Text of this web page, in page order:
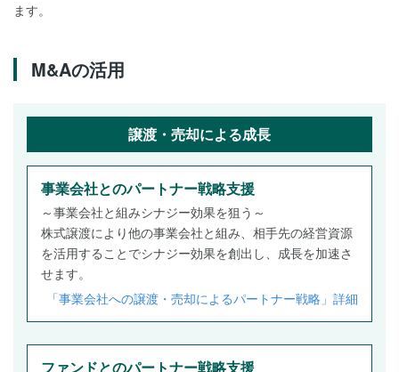
ます。
M&Aの活用
譲渡・売却による成長
事業会社とのパートナー戦略支援
～事業会社と組みシナジー効果を狙う～
株式譲渡により他の事業会社と組み、相手先の経営資源
を活用することでシナジー効果を創出し、成長を加速さ
せます。
「事業会社への譲渡・売却によるパートナー戦略」詳細
ファンドとのパートナー戦略支援